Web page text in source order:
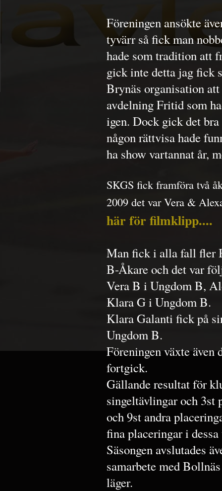
Föreningen ansökte
tyvärr så fick man
hade som tradition att
gick inte detta jag fick
Brynäs organisation
avdelning Fritid som
igen. Dock gick det
någon rättvisa hade
ha show vartannat år,
SKGS fick framföra två
2009 det var Vera &
här för filmklipp....
Man fick i alla fall fler
B-Åkare och det var
Vera B i Ungdom B,
Klara G i Ungdom B.
Klara Galanti fick på
Ungdom B.
Föreningen växte även
fortgick.
Gällande resultat för
singeltävlingar och 3st
och 9st andra
fina placeringar i
Säsongen avslutades
samarbete med
läger.